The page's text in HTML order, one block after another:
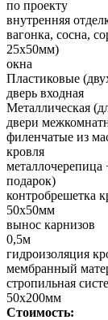
по проекту
внутренняя
вагонка, сосна,
25х50мм)
окна
Пластиковые
дверь входная
Металлическая
двери
филенчатые из
кровля
подарок)
контробрешетка
50х50мм
вынос карнизов
0,5м
гидроизоляция
мембранный
стропильная
50х200мм
Стоимость: